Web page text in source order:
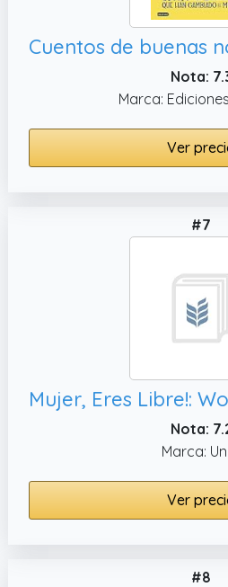
Nota:
Marca:
Ver
#7
Nota:
Marca:
Ver
#8